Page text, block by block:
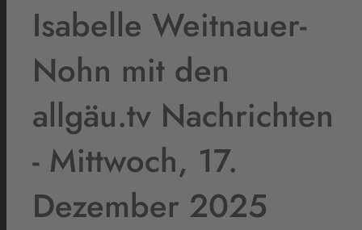
Isabelle Weitnauer-
Nohn mit den
allgäu.tv Nachrichten
- Mittwoch, 17.
Dezember 2025